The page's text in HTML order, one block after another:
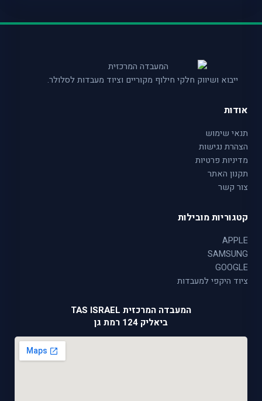
ייבוא ושיווק חלקי חילוף מקוריים וציוד מעבדות לסלולר.
אודות
תנאי שימוש
הצהרת נגישות
מדיניות פרטיות
תקנון האתר
צור קשר
קטגוריות מובילות
APPLE
SAMSUNG
GOOGLE
ציוד היקפי למעבדות
המעבדה המרכזית TAS ISRAEL
ביאליק 124 רמת גן